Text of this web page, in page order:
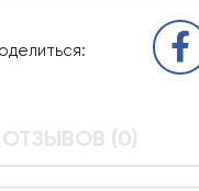
ОТЗЫВОВ (0)